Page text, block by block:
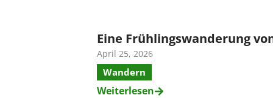
Eine Frühlingswanderung
April 25, 2026
Wandern
Weiterlesen